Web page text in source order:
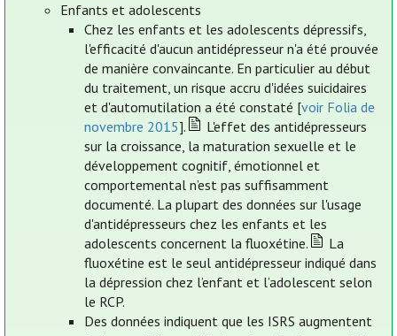
Enfants et adolescents
Chez les enfants et les adolescents dépressifs,
l'efficacité d'aucun antidépresseur n'a été prouvée
de manière convaincante. En particulier au début
du traitement, un risque accru d'idées suicidaires
et d'automutilation a été constaté [voir Folia de
novembre 2015].
L'effet des antidépresseurs
sur la croissance, la maturation sexuelle et le
développement cognitif, émotionnel et
comportemental n’est pas suffisamment
documenté. La plupart des données sur l'usage
d'antidépresseurs chez les enfants et les
adolescents concernent la fluoxétine.
La
fluoxétine est le seul antidépresseur indiqué dans
la dépression chez l’enfant et l’adolescent selon
le RCP.
Des données indiquent que les ISRS augmentent